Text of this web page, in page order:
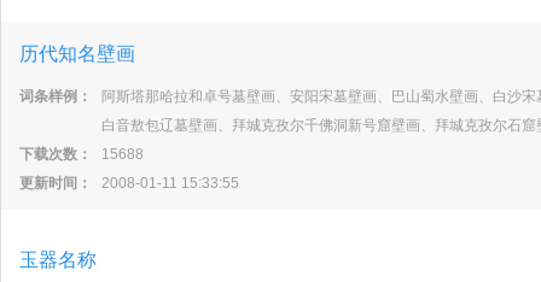
历代知名壁画
词条样例：
阿斯塔那哈拉和卓号墓壁画、安阳宋墓壁画、巴山蜀水壁画、白沙
白音敖包辽墓壁画、拜城克孜尔千佛洞新号窟壁画、拜城克孜尔石
下载次数：
15688
更新时间：
2008-01-11 15:33:55
玉器名称